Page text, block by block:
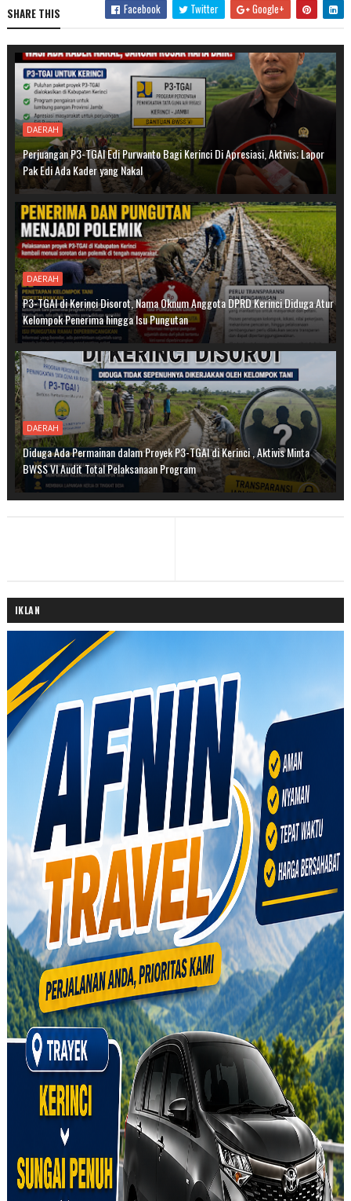
SHARE THIS Facebook Twitter Google+
DAERAH
Perjuangan P3-TGAI Edi Purwanto Bagi Kerinci Di Apresiasi, Aktivis; Lapor
Pak Edi Ada Kader yang Nakal
DAERAH
P3-TGAI di Kerinci Disorot, Nama Oknum Anggota DPRD Kerinci Diduga Atur
Kelompok Penerima hingga Isu Pungutan
DAERAH
Diduga Ada Permainan dalam Proyek P3-TGAI di Kerinci , Aktivis Minta
BWSS VI Audit Total Pelaksanaan Program
IKLAN